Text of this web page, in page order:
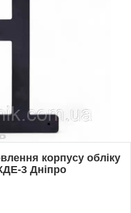
корпусу обліку
3 Дніпро